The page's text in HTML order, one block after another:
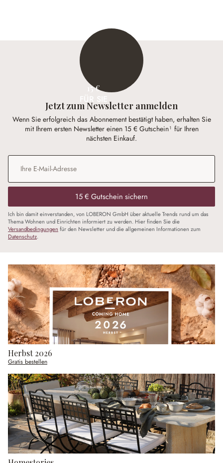
15 €
Jetzt zum Newsletter anmelden
Wenn Sie erfolgreich das Abonnement bestätigt haben, erhalten Sie
mit Ihrem ersten Newsletter einen 15 € Gutschein¹ für Ihren
nächsten Einkauf.
E-Mail-Adresse
15 € Gutschein sichern
Ich bin damit einverstanden, von LOBERON GmbH über aktuelle Trends rund um das
Thema Wohnen und Einrichten informiert zu werden. Hier finden Sie die
Versandbedingungen für den Newsletter und die allgemeinen Informationen zum
Datenschutz.
Herbst 2026
Gratis bestellen